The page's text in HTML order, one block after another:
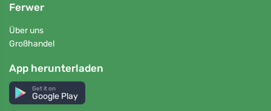
Ferwer
Über uns
Großhandel
App herunterladen
Get it on
Google Play